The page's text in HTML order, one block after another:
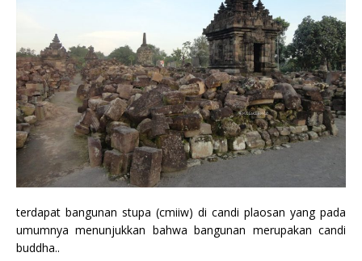
terdapat bangunan stupa (cmiiw) di candi plaosan yang pada
umumnya menunjukkan bahwa bangunan merupakan candi
buddha..